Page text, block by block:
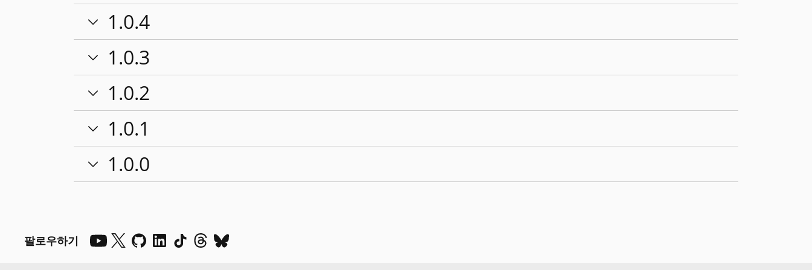
1.0.4
1.0.3
1.0.2
1.0.1
1.0.0
팔로우하기